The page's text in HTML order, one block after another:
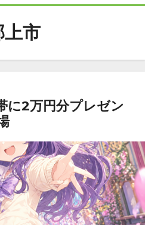
上市
に2万円分プレゼン